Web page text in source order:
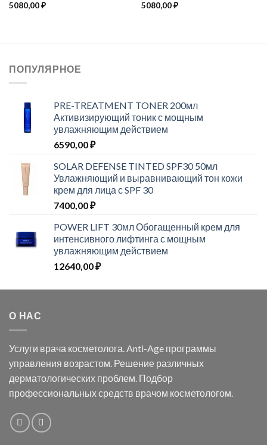
5080,00₽
5080,00₽
ПОПУЛЯРНОЕ
PRE-TREATMENT TONER 200мл
Активизирующий тоник с мощным
увлажняющим действием
6590,00₽
SOLAR DEFENSE TINTED SPF30 50мл
Увлажняющий и выравнивающий тон кожи
крем для лица с SPF 30
7400,00₽
POWER LIFT 30мл Обогащенный крем для
интенсивного лифтинга с мощным
увлажняющим действием
12640,00₽
О НАС
Услуги врача косметолога. Anti-Age программы
управления возрастом. Решение различных
дерматологических проблем. Подбор
профессиональных средств врачом косметологом.